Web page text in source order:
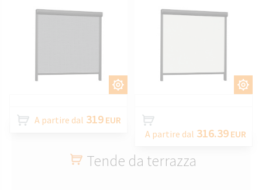
A partire dal 319 EUR
A partire dal 316.39 EUR
Tende da terrazza